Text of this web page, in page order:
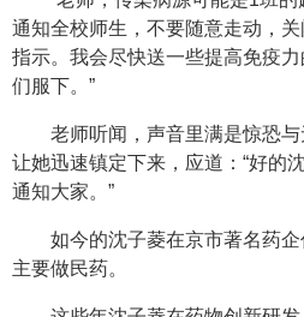
通知全校师生，不要随意走动，
指示。我会尽快送一些提高免疫
们服下。”
老师听闻，声音里满是惊恐
让她迅速镇定下来，应道：“好的
通知大家。”
如今的沈子菱在京市著名药企
主要做民药。